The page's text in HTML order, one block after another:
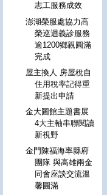
志工服務成效
澎湖榮服處協力高
榮巡迴義診服務
逾1200鄉親圓滿
完成
屋主換人 房屋稅自
住用稅率記得重
新提出申請
金大圖館主題書展
4大主軸串聯閱讀
新視野
金門陳福海率縣府
團隊 與高雄兩金
同會座談交流溫
馨圓滿